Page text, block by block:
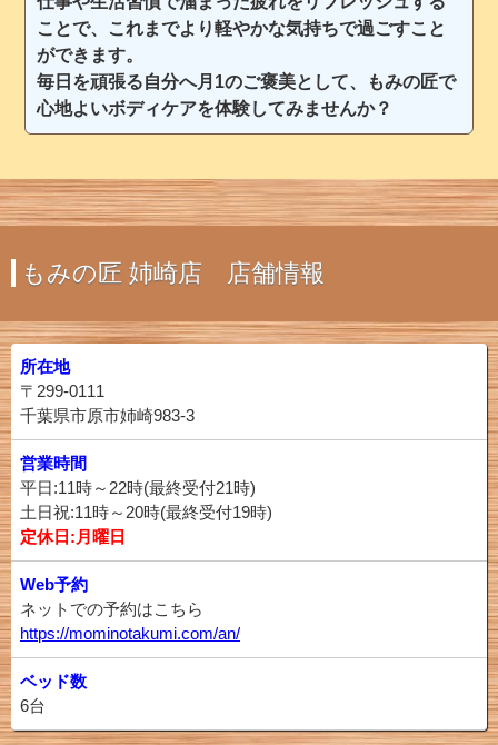
ことで、これまでより軽やかな気持ちで過ごすこと
ができます。
毎日を頑張る自分へ月1のご褒美として、もみの匠で
心地よいボディケアを体験してみませんか？
もみの匠 姉崎店 店舗情報
所在地
〒299-0111
千葉県市原市姉崎983-3
営業時間
平日:11時～22時(最終受付21時)
土日祝:11時～20時(最終受付19時)
定休日:月曜日
Web予約
ネットでの予約はこちら
https://mominotakumi.com/an/
ベッド数
6台